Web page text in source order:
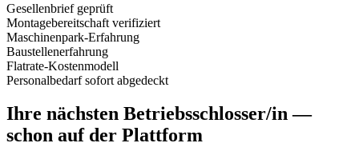
Gesellenbrief geprüft
Montagebereitschaft verifiziert
Maschinenpark-Erfahrung
Baustellenerfahrung
Flatrate-Kostenmodell
Personalbedarf sofort abgedeckt
Ihre nächsten Betriebsschlosser/in—
schon auf der Plattform